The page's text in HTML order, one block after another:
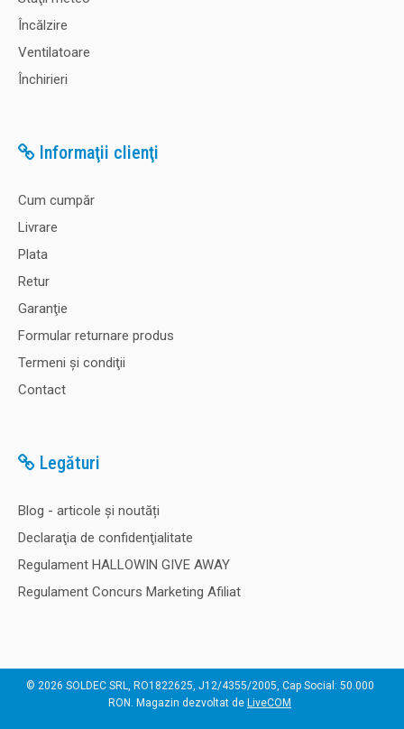
Încălzire
Ventilatoare
Închirieri
Informaţii clienţi
Cum cumpăr
Livrare
Plata
Retur
Garanţie
Formular returnare produs
Termeni şi condiţii
Contact
Legături
Blog - articole și noutăți
Declaraţia de confidenţialitate
Regulament HALLOWIN GIVE AWAY
Regulament Concurs Marketing Afiliat
© 2026 SOLDEC SRL, RO1822625, J12/4355/2005, Cap Social: 50.000
RON. Magazin dezvoltat de LiveCOM